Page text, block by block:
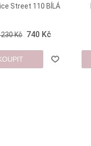
Street 110 BÍLÁ
230 Kč 740 Kč